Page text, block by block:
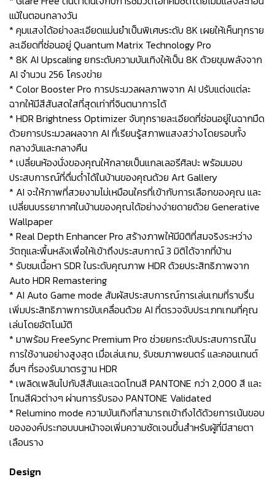
แม้ในตอนกลางวัน
* คุมแสงได้อย่างละเอียดแม่นยำเป็นพิเศษระดับ 8K เผยให้เห็นทุกราย
ละเอียดที่ซ่อนอยู่ Quantum Matrix Technology Pro
* 8K AI Upscaling ยกระดับความบันเทิงให้เป็น 8K ด้วยขุมพลังจาก
AI จำนวน 256 โครงข่าย
* Color Booster Pro การประมวลผลภาพจาก AI ปรับแต่งแต่ละ
ฉากให้มีสีสันสดใสที่สุดเท่าที่จินตนาการได้
* HDR Brightness Optimizer จับทุกรายละเอียดที่ซ่อนอยู่ในฉากมืด
ด้วยการประมวลผลจาก AI ที่เรียนรู้สภาพแสงสว่างโดยรอบทั้ง
กลางวันและกลางคืน
* เปลี่ยนห้องนั่งของคุณให้กลายเป็นแกลเลอรีศิลปะ พร้อมมอบ
ประสบการณ์ที่ดื่มด่ำได้ในบ้านของคุณด้วย Art Gallery
* AI จะให้ภาพที่สวยงามไม่เหมือนใครที่เข้ากับการเลือกของคุณ และ
เปลี่ยนบรรยากาศในบ้านของคุณได้อย่างง่ายดายด้วย Generative
Wallpaper
* Real Depth Enhancer Pro สร้างภาพให้มีมิติที่สมจริงระหว่าง
วัตถุและพื้นหลังเพื่อให้เข้าถึงประสบกาณ์ 3 มิติได้จากที่บ้าน
* รับชมเนื้อหา SDR ในระดับคุณภาพ HDR ด้วยประสิทธิภาพจาก
Auto HDR Remastering
* AI Auto Game mode สัมผัสประสบการณ์การเล่นเกมที่ราบรื่น
เพิ่มประสิทธิภาพการขับเคลื่อนด้วย AI ที่ตรวจจับประเภทเกมที่คุณ
เล่นโดยอัตโนมัติ
* มาพร้อม FreeSync Premium Pro ช่วยยกระดับประสบการณ์ใน
การใช้งานอย่างสูงสุด เมื่อเล่นเกม, รับชมภาพยนตร์ และคอนเทนต์
อื่นๆ ที่รองรับมาตรฐาน HDR
* เพลิดเพลินไปกับสีสันและเฉดโทนสี PANTONE กว่า 2,000 สี และ
โทนสีผิวต่างๆ ผ่านการรับรอง PANTONE Validated
* Relumino mode ความบันเทิงที่สามารถเข้าถึงได้ด้วยการเน้นขอบ
ขององค์ประกอบบนหน้าจอเพิ่มความชัดเจนขึ้นสำหรับผู้ที่มีสายตา
เลือนราง
Design